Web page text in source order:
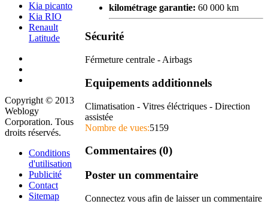
kilométrage garantie: 60 000 km
Sécurité
Férmeture centrale - Airbags
Equipements additionnels
Climatisation - Vitres éléctriques - Direction
assistée
Nombre de vues:5159
Commentaires (0)
Poster un commentaire
Connectez vous afin de laisser un commentaire
Kia picanto
Kia RIO
Renault
Latitude
Copyright © 2013
Weblogy
Corporation. Tous
droits réservés.
Conditions
d'utilisation
Publicité
Contact
Sitemap